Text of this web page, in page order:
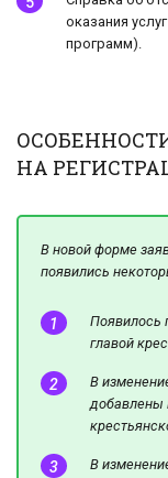
оказания
программ).
НА
В новой форме
появились
Появилось
главой
В
добавлены
В